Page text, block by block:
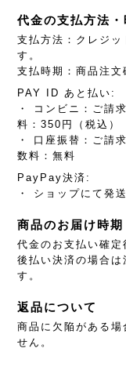
代金の支払方法・
支払方法：クレジッ
す。
支払時期：商品注文
PAY ID あと払い:
・ コンビニ：ご請
料：350円（税込）
・ 口座振替：ご請
数料：無料
PayPay決済:
・ ショップにて発
商品のお届け時期
代金のお支払い確定
後払い決済の場合は
す。
返品について
商品に欠陥がある場
せん。